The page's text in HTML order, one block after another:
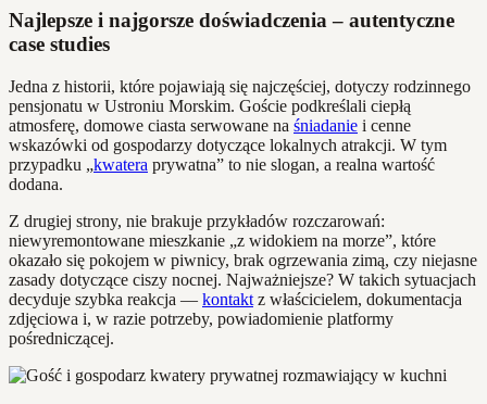
Najlepsze i najgorsze doświadczenia – autentyczne
case studies
Jedna z historii, które pojawiają się najczęściej, dotyczy rodzinnego
pensjonatu w Ustroniu Morskim. Goście podkreślali ciepłą
atmosferę, domowe ciasta serwowane na śniadanie i cenne
wskazówki od gospodarzy dotyczące lokalnych atrakcji. W tym
przypadku „kwatera prywatna” to nie slogan, a realna wartość
dodana.
Z drugiej strony, nie brakuje przykładów rozczarowań:
niewyremontowane mieszkanie „z widokiem na morze”, które
okazało się pokojem w piwnicy, brak ogrzewania zimą, czy niejasne
zasady dotyczące ciszy nocnej. Najważniejsze? W takich sytuacjach
decyduje szybka reakcja — kontakt z właścicielem, dokumentacja
zdjęciowa i, w razie potrzeby, powiadomienie platformy
pośredniczącej.